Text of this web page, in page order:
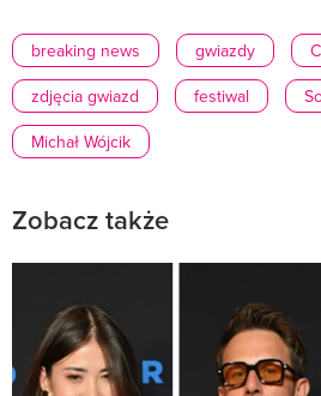
breaking news gwiazdy
zdjęcia gwiazd
festiwal
Michał Wójcik
Zobacz także